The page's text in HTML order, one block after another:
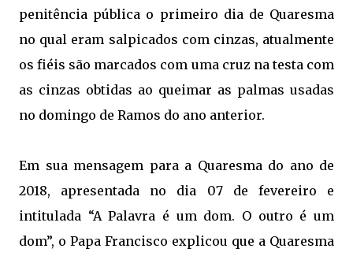
penitência pública o primeiro dia de Quaresma
no qual eram salpicados com cinzas, atualmente
os fiéis são marcados com uma cruz na testa com
as cinzas obtidas ao queimar as palmas usadas
no domingo de Ramos do ano anterior.
Em sua mensagem para a Quaresma do ano de
2018, apresentada no dia 07 de fevereiro e
intitulada “A Palavra é um dom. O outro é um
dom”, o Papa Francisco explicou que a Quaresma